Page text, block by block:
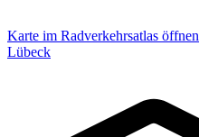
Karte im Radverkehrsatlas öffnen
Lübeck